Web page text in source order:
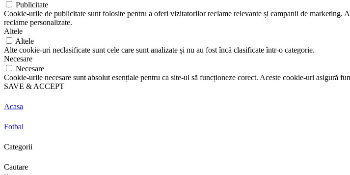
Publicitate
Cookie-urile de publicitate sunt folosite pentru a oferi vizitatorilor reclame relevante și campanii de
reclame personalizate.
Altele
Altele
Alte cookie-uri neclasificate sunt cele care sunt analizate și nu au fost încă clasificate într-o categorie.
Necesare
Necesare
Cookie-urile necesare sunt absolut esențiale pentru ca site-ul să funcționeze corect. Aceste cookie-uri asigură
SAVE & ACCEPT
Acasa
Fotbal
Categorii
Cautare